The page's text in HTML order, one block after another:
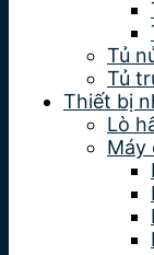
Tủ
Tủ
Thiết bị
Lò
Máy